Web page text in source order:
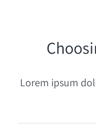
Lorem ipsum